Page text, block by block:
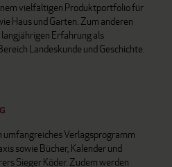
vielfältigen Produktportfolio für
Haus und Garten. Zum anderen
Erfahrung als
Landeskunde und Geschichte.
Verlagsprogramm
sowie Bücher, Kalender und
Sieger Köder. Zudem werden